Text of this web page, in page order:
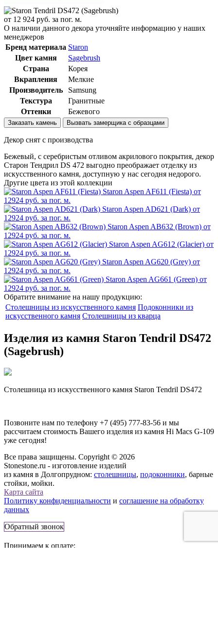
от 12 924 руб. за пог. м.
О наличии данного декора уточняйте информацию у наших
менеджеров
Бренд материала Staron
Цвет камня
Sagebrush
Страна
Корея
Вкрапления
Мелкие
Производитель
Samsung
Текстура
Гранитные
Оттенки
Бежевого
Заказать камень Вызвать замерщика с образцами
Декор снят с производства
Бежевый, с серебристым отливом акрилового покрытия, декор
Cтарон Тендрил DS 472 выгодно преображает отделку из
искусственного камня, доступную у нас сегодня недорого.
Другие цвета из этой коллекции
Staron Aspen AF611 (Fiesta) от
12924 руб. за пог. м.
Staron Aspen AD621 (Dark) от
12924 руб. за пог. м.
Staron Aspen AB632 (Brown) от
12924 руб. за пог. м.
Staron Aspen AG612 (Glacier) от
12924 руб. за пог. м.
Staron Aspen AG620 (Grey) от
12924 руб. за пог. м.
Staron Aspen AG661 (Green) от
12924 руб. за пог. м.
Обратите внимание на нашу продукцию:
Столешницы из искусственного камня Подоконники из
искусственного камня Столешницы из кварца
Изделия из камня Staron Tendril DS472
(Sagebrush)
Столешница из искусственного камня Staron Tendril DS472
Позвоните нам по телефону +7 (495) 777-83-56 и мы
рассчитаем стоимость Вашего изделия из камня Hi Macs G-109
уже сегодня!
Все права защищены. Copyright © 2026
Stonestone.ru - изготовление изделий
из камня в Долгопрудном: столешницы, подоконники, барные
стойки, мойки.
Карта сайта
Политику конфиденциальности и соглашение на обработку
данных
Обратный звонок
Принимаем к оплате: